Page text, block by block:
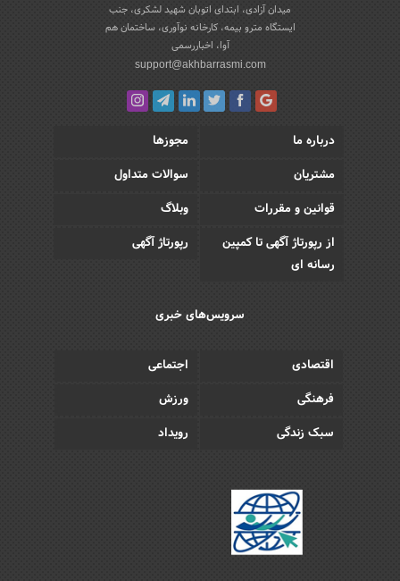
میدان آزادی، ابتدای اتوبان شهید لشکری، جنب
ایستگاه مترو بیمه، کارخانه نوآوری، ساختمان هم
آوا، اخباررسمی
support@akhbarrasmi.com
درباره ما
مجوزها
مشتریان
سوالات متداول
قوانین و مقررات
وبلاگ
از رپورتاژ آگهی تا کمپین
رسانه ای
رپورتاژ آگهی
سرویس‌های خبری
اقتصادی
اجتماعی
فرهنگی
ورزش
سبک زندگی
رویداد